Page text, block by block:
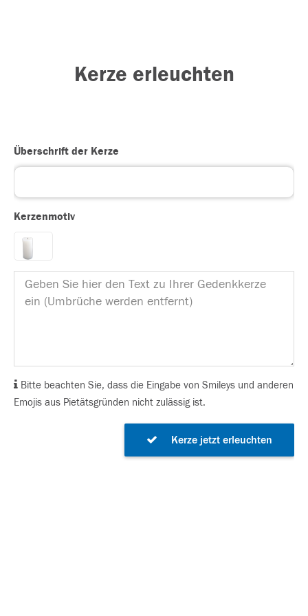
Kerze erleuchten
Überschrift der Kerze
Kerzenmotiv
Bitte beachten Sie, dass die Eingabe von Smileys und anderen
Emojis aus Pietätsgründen nicht zulässig ist.
Kerze jetzt erleuchten